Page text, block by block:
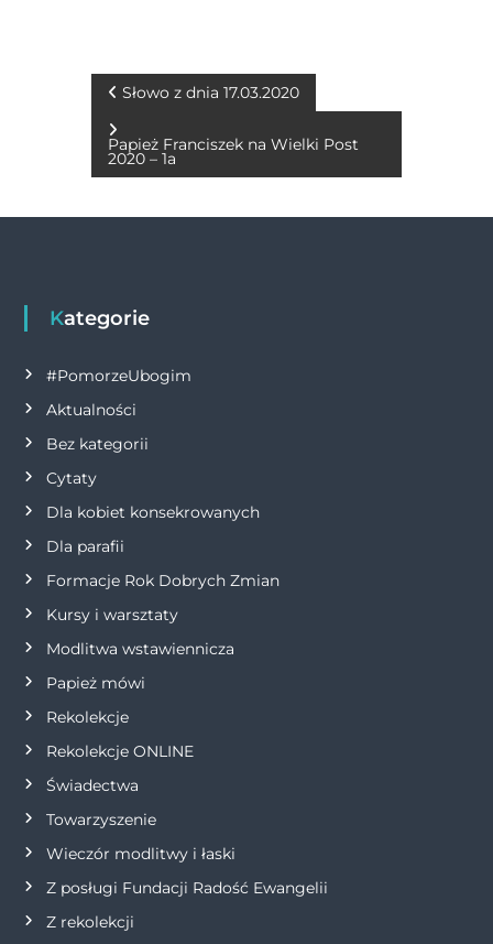
b
o
o
n
g
er
r
A
p
p
n
k
N
a
c
j
a
w
p
i
s
u
Słowo z dnia 17.03.2020
Papież Franciszek na Wielki Post
2020 – 1a
Kategorie
#PomorzeUbogim
Aktualności
Bez kategorii
Cytaty
Dla kobiet konsekrowanych
Dla parafii
Formacje Rok Dobrych Zmian
Kursy i warsztaty
Modlitwa wstawiennicza
Papież mówi
Rekolekcje
Rekolekcje ONLINE
Świadectwa
Towarzyszenie
Wieczór modlitwy i łaski
Z posługi Fundacji Radość Ewangelii
Z rekolekcji